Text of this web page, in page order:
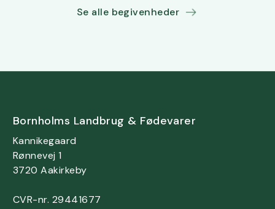
Se alle begivenheder
Bornholms Landbrug & Fødevarer
Kannikegaard
Rønnevej 1
3720 Aakirkeby
CVR-nr. 29441677